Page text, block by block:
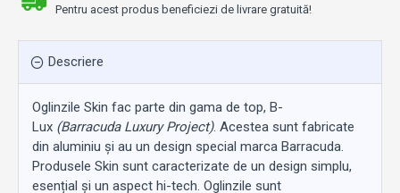
Pentru acest produs beneficiezi de livrare gratuită!
Descriere
Oglinzile Skin fac parte din gama de top, B-
Lux (Barracuda Luxury Project). Acestea sunt fabricate
din aluminiu și au un design special marca Barracuda.
Produsele Skin sunt caracterizate de un design simplu,
esențial și un aspect hi-tech. Oglinzile sunt